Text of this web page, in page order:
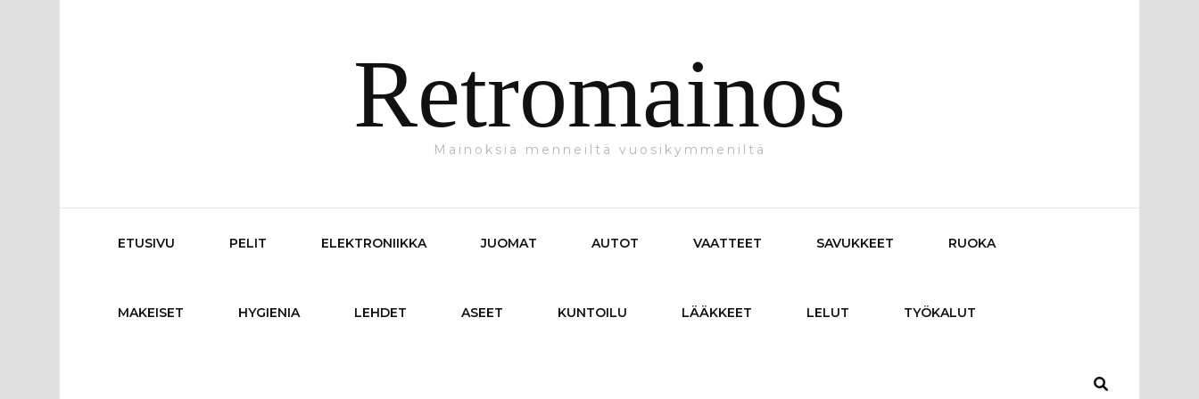
Retromainos
Mainoksia menneiltä vuosikymmeniltä
ETUSIVU PELIT ELEKTRONIIKKA JUOMAT AUTOT VAATTEET SAVUKKEET RUOKA
MAKEISET HYGIENIA LEHDET ASEET KUNTOILU LÄÄKKEET LELUT TYÖKALUT